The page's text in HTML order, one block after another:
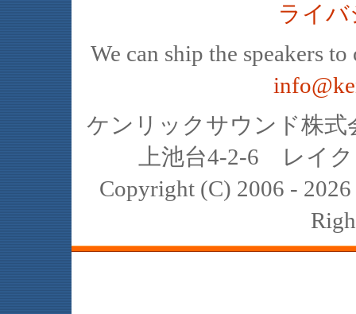
ライ
We can ship the speakers
ケンリックサウンド株
上池台4-2-6 レイ
Copyright (C) 2006 -